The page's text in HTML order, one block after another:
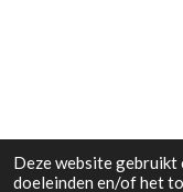
Deze website
doeleinden en/of het